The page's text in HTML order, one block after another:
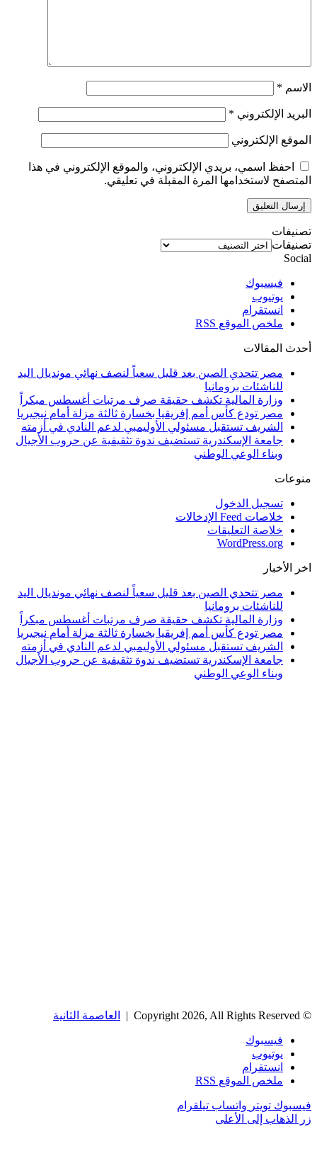
الاسم *
البريد الإلكتروني *
الموقع الإلكتروني
احفظ اسمي، بريدي الإلكتروني، والموقع الإلكتروني في هذا
المتصفح لاستخدامها المرة المقبلة في تعليقي.
تصنيفات
تصنيفات
Social
فيسبوك
يوتيوب
انستقرام
ملخص الموقع RSS
أحدث المقالات
مصر تتحدي الصين بعد قليل سعياً لنصف نهائي مونديال اليد
للناشئات برومانيا
وزارة المالية تكشف حقيقة صرف مرتبات أغسطس مبكراً
مصر تودع كأس أمم إفريقيا بخسارة ثالثة مزلة أمام نيجيريا
الشريف تستقبل مسئولي الأوليمبي لدعم النادي في أزمته
جامعة الإسكندرية تستضيف ندوة تثقيفية عن حروب الأجيال
وبناء الوعي الوطني
منوعات
تسجيل الدخول
خلاصات Feed الإدخالات
خلاصة التعليقات
WordPress.org
اخر الأخبار
مصر تتحدي الصين بعد قليل سعياً لنصف نهائي مونديال اليد
للناشئات برومانيا
وزارة المالية تكشف حقيقة صرف مرتبات أغسطس مبكراً
مصر تودع كأس أمم إفريقيا بخسارة ثالثة مزلة أمام نيجيريا
الشريف تستقبل مسئولي الأوليمبي لدعم النادي في أزمته
جامعة الإسكندرية تستضيف ندوة تثقيفية عن حروب الأجيال
وبناء الوعي الوطني
© Copyright 2026, All Rights Reserved | العاصمة الثانية
فيسبوك
يوتيوب
انستقرام
ملخص الموقع RSS
فيسبوك تويتر واتساب تيلقرام
زر الذهاب إلى الأعلى